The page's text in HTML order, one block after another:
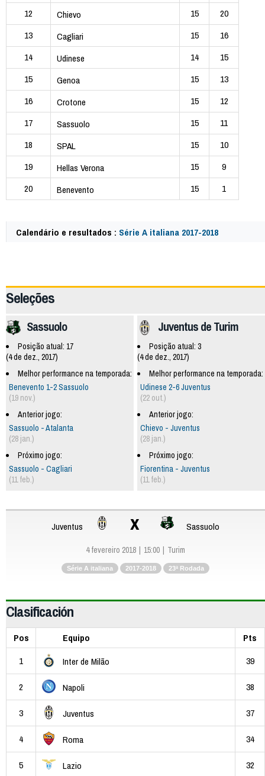
12
Chievo 15
20
13
Cagliari 15
16
14
Udinese 14
15
15
Genoa 15
13
16
Crotone 15
12
17
Sassuolo 15
11
18
SPAL 15
10
19
Hellas Verona 15
9
20
Benevento 15 1
Calendário e resultados : Série A italiana 2017-2018
Seleções
Juventus de Turim
Posição atual: 3
(4 de dez., 2017)
Melhor performance na temporada:
Udinese 2-6 Juventus
(22 out.)
Anterior jogo:
Chievo - Juventus
(28 jan.)
Próximo jogo:
Fiorentina - Juventus
(11 feb.)
Sassuolo
Posição atual: 17
(4 de dez., 2017)
Melhor performance na temporada:
Benevento 1-2 Sassuolo
(19 nov.)
Anterior jogo:
Sassuolo - Atalanta
(28 jan.)
Próximo jogo:
Sassuolo - Cagliari
(11 feb.)
Juventus x Sassuolo
4 fevereiro 2018 15:00 Turim
Série A italiana 2017-2018 23ª Rodada
Clasificación
Pos Equipo
Pts
1
Inter de Milão 39
2 Napoli 38
3 Juventus 37
4 Roma 34
5 Lazio 32